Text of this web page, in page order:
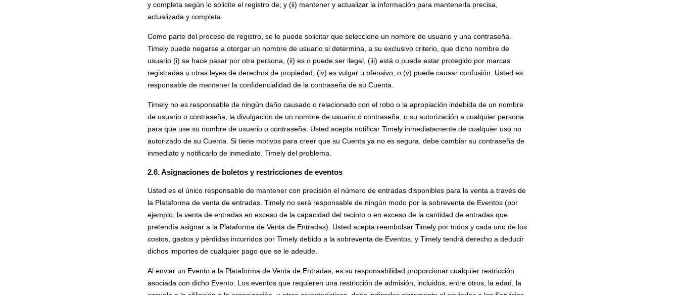
y completa según lo solicite el registro de; y (ii) mantener y actualizar la información para mantenerla precisa,
actualizada y completa.
Como parte del proceso de registro, se le puede solicitar que seleccione un nombre de usuario y una contraseña.
Timely puede negarse a otorgar un nombre de usuario si determina, a su exclusivo criterio, que dicho nombre de
usuario (i) se hace pasar por otra persona, (ii) es o puede ser ilegal, (iii) está o puede estar protegido por marcas
registradas u otras leyes de derechos de propiedad, (iv) es vulgar u ofensivo, o (v) puede causar confusión. Usted es
responsable de mantener la confidencialidad de la contraseña de su Cuenta.
Timely no es responsable de ningún daño causado o relacionado con el robo o la apropiación indebida de un nombre
de usuario o contraseña, la divulgación de un nombre de usuario o contraseña, o su autorización a cualquier persona
para que use su nombre de usuario o contraseña. Usted acepta notificar Timely inmediatamente de cualquier uso no
autorizado de su Cuenta. Si tiene motivos para creer que su Cuenta ya no es segura, debe cambiar su contraseña de
inmediato y notificarlo de inmediato. Timely del problema.
2.6. Asignaciones de boletos y restricciones de eventos
Usted es el único responsable de mantener con precisión el número de entradas disponibles para la venta a través de
la Plataforma de venta de entradas. Timely no será responsable de ningún modo por la sobreventa de Eventos (por
ejemplo, la venta de entradas en exceso de la capacidad del recinto o en exceso de la cantidad de entradas que
pretendía asignar a la Plataforma de Venta de Entradas). Usted acepta reembolsar Timely por todos y cada uno de los
costos, gastos y pérdidas incurridos por Timely debido a la sobreventa de Eventos, y Timely tendrá derecho a deducir
dichos importes de cualquier pago que se le adeude.
Al enviar un Evento a la Plataforma de Venta de Entradas, es su responsabilidad proporcionar cualquier restricción
asociada con dicho Evento. Los eventos que requieren una restricción de admisión, incluidos, entre otros, la edad, la